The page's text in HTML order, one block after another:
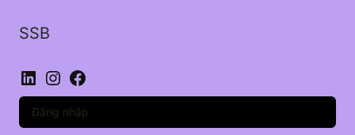
SSB
LinkedIn
Instagram
Facebook
Đăng nhập